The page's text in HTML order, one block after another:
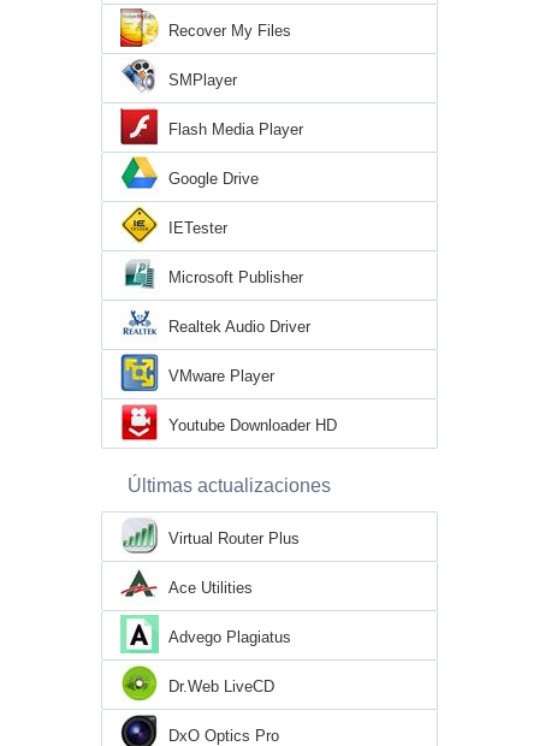
Recover My Files
SMPlayer
Flash Media Player
Google Drive
IETester
Microsoft Publisher
Realtek Audio Driver
VMware Player
Youtube Downloader HD
Últimas actualizaciones
Virtual Router Plus
Ace Utilities
Advego Plagiatus
Dr.Web LiveCD
DxO Optics Pro